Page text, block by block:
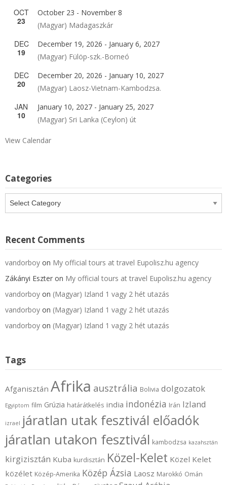
OCT
23
October 23 - November 8
(Magyar) Madagaszkár
DEC
19
December 19, 2026 - January 6, 2027
(Magyar) Fülöp-szk.-Borneó
DEC
20
December 20, 2026 - January 10, 2027
(Magyar) Laosz-Vietnam-Kambodzsa.
JAN
10
January 10, 2027 - January 25, 2027
(Magyar) Sri Lanka (Ceylon) út
View Calendar
Categories
Recent Comments
vandorboy on My official tours at travel Eupolisz.hu agency
Zákányi Eszter on My official tours at travel Eupolisz.hu agency
vandorboy on (Magyar) Izland 1 vagy 2 hét utazás
vandorboy on (Magyar) Izland 1 vagy 2 hét utazás
vandorboy on (Magyar) Izland 1 vagy 2 hét utazás
Tags
Afganisztán Afrika ausztrália Bolivia dolgozatok
Egyiptom film Grúzia határátkelés india indonézia Irán Izland
izrael járatlan utak fesztivál előadók
járatlan utakon fesztivál kambodzsa kazahsztán
kirgizisztán Kuba kurdisztán Közel-Kelet Közel Kelet
közélet Közép-Amerika Közép Ázsia Laosz Marokkó Omán